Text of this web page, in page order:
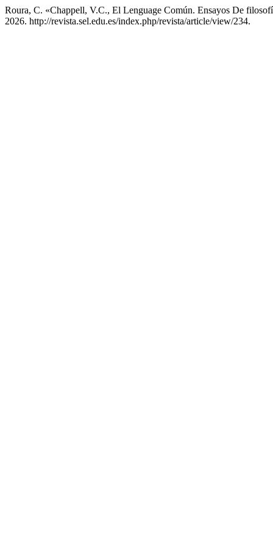
Roura, C. «Chappell, V.C., El Lenguage Común. Ensayos De
2026. http://revista.sel.edu.es/index.php/revista/article/view/234.